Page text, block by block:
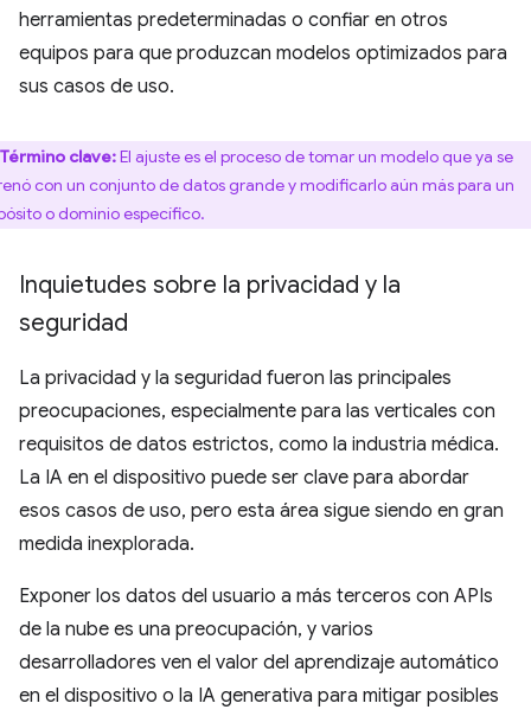
herramientas predeterminadas o confiar en otros
equipos para que produzcan modelos optimizados para
sus casos de uso.
Término clave:El ajuste es el proceso de tomar un modelo que ya se
con un conjunto de datos grande y modificarlo aún más para un
o dominio específico.
Inquietudes sobre la privacidad y la
seguridad
La privacidad y la seguridad fueron las principales
preocupaciones, especialmente para las verticales con
requisitos de datos estrictos, como la industria médica.
La IA en el dispositivo puede ser clave para abordar
esos casos de uso, pero esta área sigue siendo en gran
medida inexplorada.
Exponer los datos del usuario a más terceros con APIs
de la nube es una preocupación, y varios
desarrolladores ven el valor del aprendizaje automático
en el dispositivo o la IA generativa para mitigar posibles